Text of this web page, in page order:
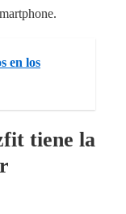
en los
tiene la